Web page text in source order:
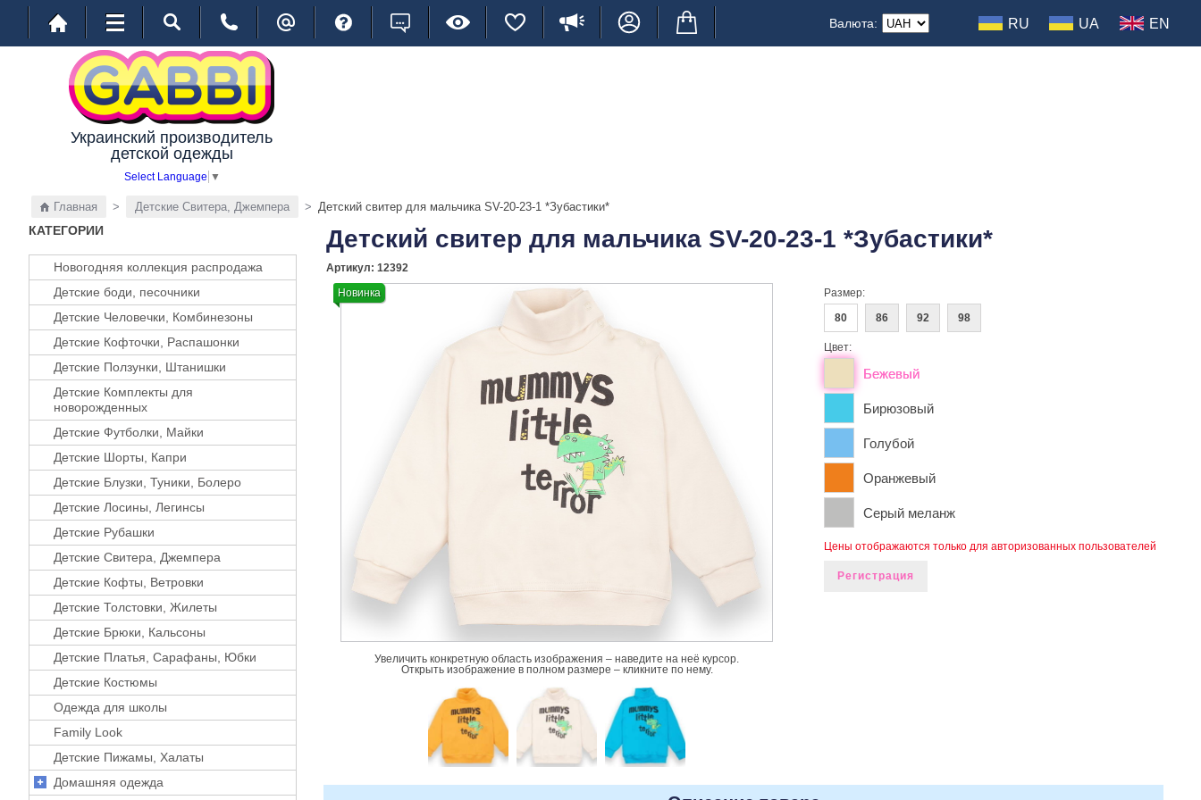
Валюта: RU UA EN
Украинский производитель
детской одежды
Select Language ▼
Главная > Детские Свитера, Джемпера > Детский свитер для мальчика SV-20-23-1 *Зубастики*
КАТЕГОРИИ
Новогодняя коллекция распродажа
Детские боди, песочники
Детские Человечки, Комбинезоны
Детские Кофточки, Распашонки
Детские Ползунки, Штанишки
Детские Комплекты для
новорожденных
Детские Футболки, Майки
Детские Шорты, Капри
Детские Блузки, Туники, Болеро
Детские Лосины, Легинсы
Детские Рубашки
Детские Свитера, Джемпера
Детские Кофты, Ветровки
Детские Толстовки, Жилеты
Детские Брюки, Кальсоны
Детские Платья, Сарафаны, Юбки
Детские Костюмы
Одежда для школы
Family Look
Детские Пижамы, Халаты
Домашняя одежда
Детский свитер для мальчика SV-20-23-1 *Зубастики*
Артикул: 12392
Новинка
Увеличить конкретную область изображения – наведите на неё курсор.
Открыть изображение в полном размере – кликните по нему.
Размер:
80
86 92 98
Цвет:
Бежевый
Бирюзовый
Голубой
Оранжевый
Серый меланж
Цены отображаются только для авторизованных пользователей
Регистрация